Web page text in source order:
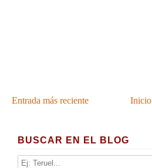
Entrada más reciente Inicio
BUSCAR EN EL BLOG